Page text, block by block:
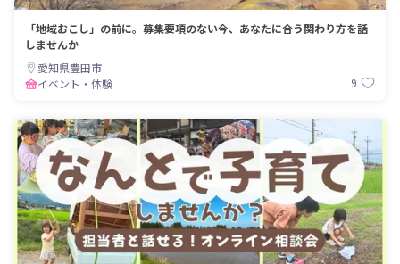
「地域おこし」の前に。募集要項のない今、あなたに合う関わり方を話
しませんか
愛知県豊田市
イベント・体験
9